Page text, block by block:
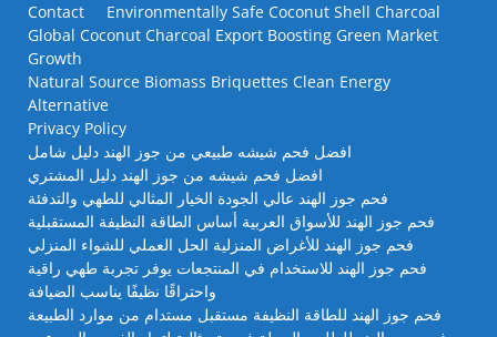
Contact
Environmentally Safe Coconut Shell Charcoal
Global Coconut Charcoal Export Boosting Green Market
Growth
Natural Source Biomass Briquettes Clean Energy
Alternative
Privacy Policy
افضل فحم شيشه طبيعي من جوز الهند دليل شامل
افضل فحم شيشه من جوز الهند دليل المشتري
فحم جوز الهند عالي الجودة الخيار المثالي للطهي والتدفئة
فحم جوز الهند للأسواق العربية أساس الطاقة النظيفة المستقبلية
فحم جوز الهند للأغراض المنزلية الحل العملي للشواء المنزلي
فحم جوز الهند للاستخدام في المنتجعات يوفر تجربة طهي راقية
واحتراقًا نظيفًا يناسب الضيافة
فحم جوز الهند للطاقة النظيفة مستقبل مستدام من موارد الطبيعة